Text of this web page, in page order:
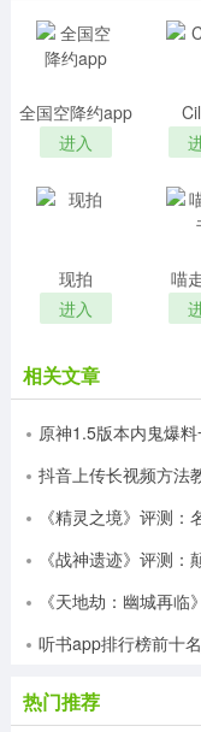
全国空降约app
进入
现拍
进入
喵
相关文章
原神1.5版本内鬼爆
抖音上传长视频方法
《精灵之境》评测：
《战神遗迹》评测
听书app排行榜前十
热门推荐